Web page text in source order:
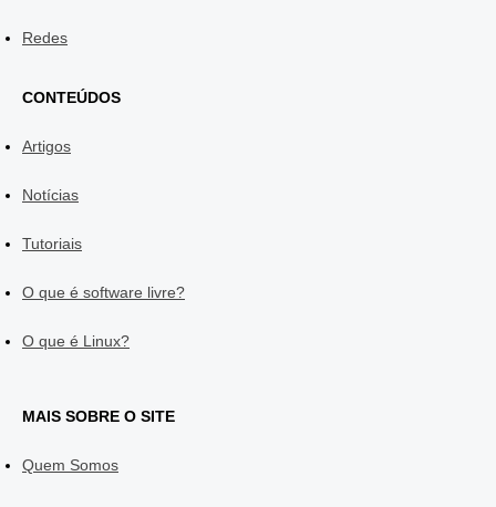
Redes
CONTEÚDOS
Artigos
Notícias
Tutoriais
O que é software livre?
O que é Linux?
MAIS SOBRE O SITE
Quem Somos